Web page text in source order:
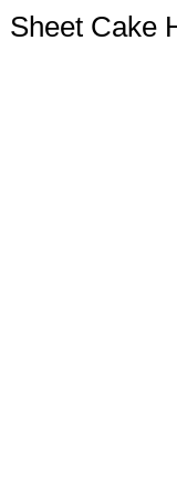
Sheet Cake